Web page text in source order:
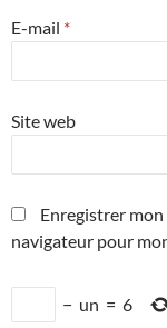
E-mail *
Site web
Enregistrer
navigateur pour
− un = 6